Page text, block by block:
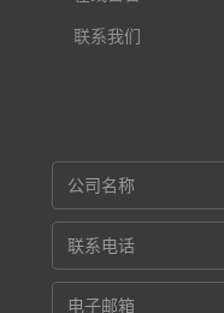
联系我们